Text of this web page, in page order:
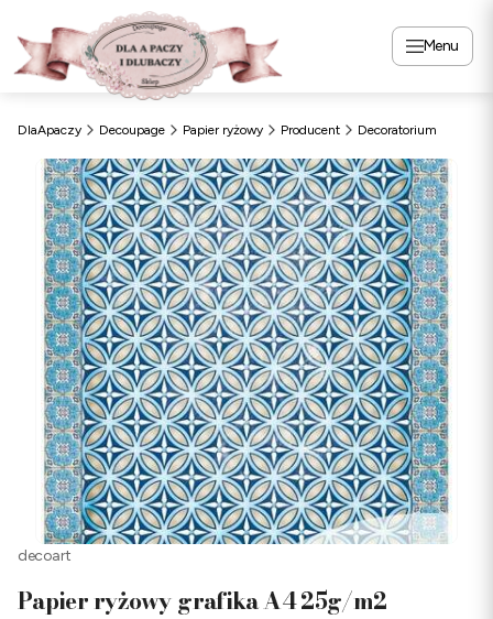
Menu
DlaApaczy Decoupage Papier ryżowy Producent Decoratorium
decoart
Papier ryżowy grafika A4 25g/m2